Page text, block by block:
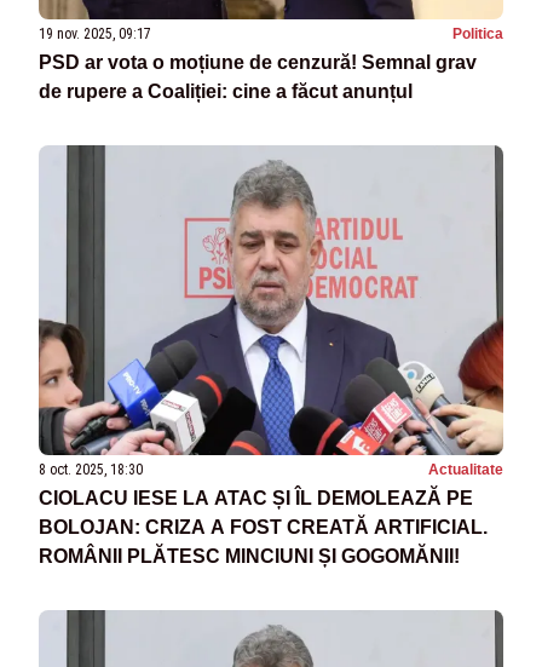
19 nov. 2025, 09:17 Politica
PSD ar vota o moțiune de cenzură! Semnal grav
de rupere a Coaliției: cine a făcut anunțul
8 oct. 2025, 18:30 Actualitate
CIOLACU IESE LA ATAC ȘI ÎL DEMOLEAZĂ PE
BOLOJAN: CRIZA A FOST CREATĂ ARTIFICIAL.
ROMÂNII PLĂTESC MINCIUNI ȘI GOGOMĂNII!